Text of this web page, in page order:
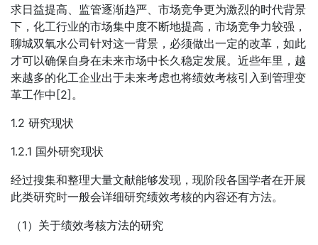
求日益提高、监管逐渐趋严、市场竞争更为激烈的时代背景
下，化工行业的市场集中度不断地提高，市场竞争力较强，
聊城双氧水公司针对这一背景，必须做出一定的改革，如此
才可以确保自身在未来市场中长久稳定发展。近些年里，越
来越多的化工企业出于未来考虑也将绩效考核引入到管理变
革工作中[2]。
1.2 研究现状
1.2.1 国外研究现状
经过搜集和整理大量文献能够发现，现阶段各国学者在开展
此类研究时一般会详细研究绩效考核的内容还有方法。
（1）关于绩效考核方法的研究